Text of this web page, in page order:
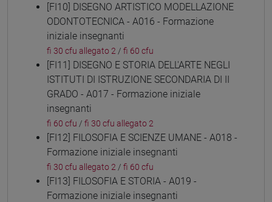
[FI10] DISEGNO ARTISTICO MODELLAZIONE
ODONTOTECNICA - A016 - Formazione
iniziale insegnanti
fi 30 cfu allegato 2 / fi 60 cfu
[FI11] DISEGNO E STORIA DELL'ARTE NEGLI
ISTITUTI DI ISTRUZIONE SECONDARIA DI II
GRADO - A017 - Formazione iniziale
insegnanti
fi 60 cfu / fi 30 cfu allegato 2
[FI12] FILOSOFIA E SCIENZE UMANE - A018 -
Formazione iniziale insegnanti
fi 30 cfu allegato 2 / fi 60 cfu
[FI13] FILOSOFIA E STORIA - A019 -
Formazione iniziale insegnanti